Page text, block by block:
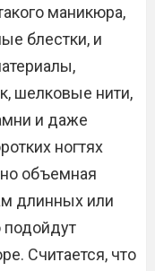
маникюра,
блестки, и
шелковые нити,
и даже
ногтях
объемная
длинных или
подойдут
Считается, что